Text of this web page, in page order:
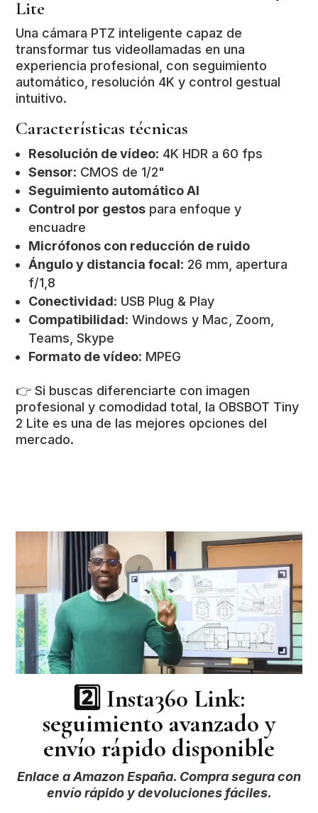
Lite
Una cámara PTZ inteligente capaz de
transformar tus videollamadas en una
experiencia profesional, con seguimiento
automático, resolución 4K y control gestual
intuitivo.
Características técnicas
Resolución de vídeo: 4K HDR a 60 fps
Sensor: CMOS de 1/2"
Seguimiento automático AI
Control por gestos para enfoque y
encuadre
Micrófonos con reducción de ruido
Ángulo y distancia focal: 26 mm, apertura
f/1,8
Conectividad: USB Plug & Play
Compatibilidad: Windows y Mac, Zoom,
Teams, Skype
Formato de vídeo: MPEG
👉 Si buscas diferenciarte con imagen
profesional y comodidad total, la OBSBOT Tiny
2 Lite es una de las mejores opciones del
mercado.
2️⃣ Insta360 Link:
seguimiento avanzado y
envío rápido disponible
Enlace a Amazon España. Compra segura con
envío rápido y devoluciones fáciles.